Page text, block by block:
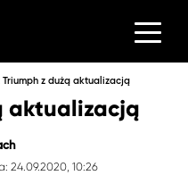
Triumph z dużą aktualizacją
aktualizacją
24.09.2020, 10:26